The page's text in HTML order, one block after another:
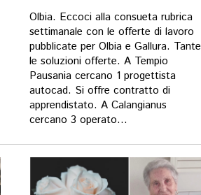
Olbia. Eccoci alla consueta rubrica
settimanale con le offerte di lavoro
pubblicate per Olbia e Gallura. Tante
le soluzioni offerte. A Tempio
Pausania cercano 1 progettista
autocad. Si offre contratto di
apprendistato. A Calangianus
cercano 3 operato...